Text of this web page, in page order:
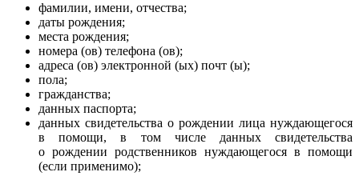
фамилии, имени, отчества;
даты рождения;
места рождения;
номера (ов) телефона (ов);
адреса (ов) электронной (ых) почт (ы);
пола;
гражданства;
данных паспорта;
данных свидетельства о рождении лица нуждающегося
в помощи, в том числе данных свидетельства
о рождении родственников нуждающегося в помощи
(если применимо);